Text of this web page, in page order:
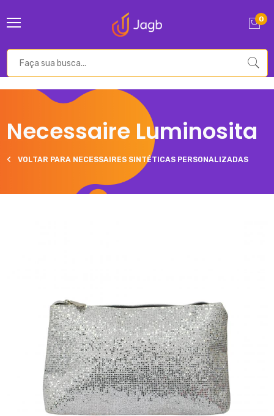
0
Necessaire Luminosita
VOLTAR PARA NECESSAIRES SINTÉTICAS PERSONALIZADAS